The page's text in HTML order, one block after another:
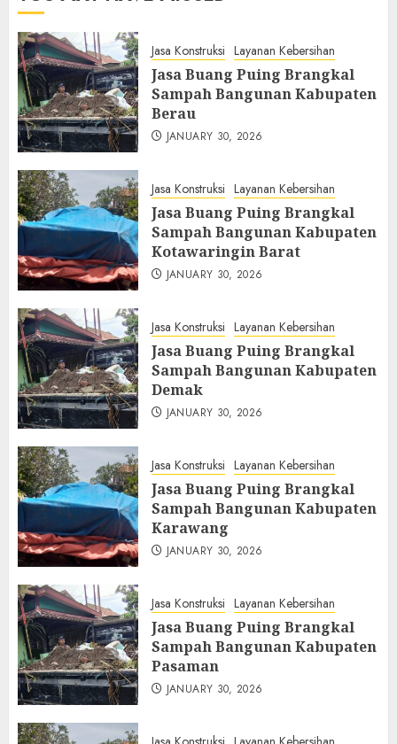
Jasa Konstruksi Layanan Kebersihan
Jasa Buang Puing Brangkal
Sampah Bangunan Kabupaten
Berau
JANUARY 30, 2026
Jasa Konstruksi Layanan Kebersihan
Jasa Buang Puing Brangkal
Sampah Bangunan Kabupaten
Kotawaringin Barat
JANUARY 30, 2026
Jasa Konstruksi Layanan Kebersihan
Jasa Buang Puing Brangkal
Sampah Bangunan Kabupaten
Demak
JANUARY 30, 2026
Jasa Konstruksi Layanan Kebersihan
Jasa Buang Puing Brangkal
Sampah Bangunan Kabupaten
Karawang
JANUARY 30, 2026
Jasa Konstruksi Layanan Kebersihan
Jasa Buang Puing Brangkal
Sampah Bangunan Kabupaten
Pasaman
JANUARY 30, 2026